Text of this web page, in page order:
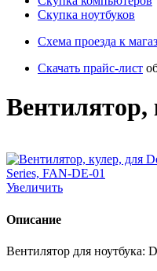
Cкупка ноутбуков
Схема проезда к
Скачать прайс-лист
Вентилятор,
Увеличить
Описание
Вентилятор для ноутбука: